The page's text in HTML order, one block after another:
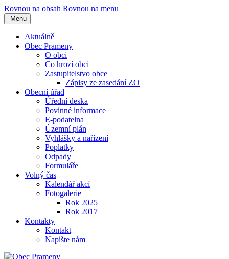
Rovnou na obsah Rovnou na menu
Menu
Aktuálně
Obec Prameny
O obci
Co hrozí obci
Zastupitelstvo obce
Zápisy ze zasedání ZO
Obecní úřad
Úřední deska
Povinné informace
E-podatelna
Územní plán
Vyhlášky a nařízení
Poplatky
Odpady
Formuláře
Volný čas
Kalendář akcí
Fotogalerie
Rok 2025
Rok 2017
Kontakty
Kontakt
Napište nám